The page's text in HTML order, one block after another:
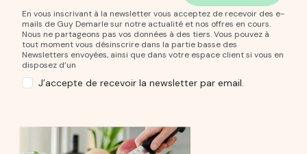
En vous inscrivant à la newsletter vous acceptez de recevoir des e-
mails de Guy Demarle sur notre actualité et nos offres en cours.
Nous ne partageons pas vos données à des tiers. Vous pouvez à
tout moment vous désinscrire dans la partie basse des
Newsletters envoyées, ainsi que dans votre espace client si vous en
disposez d’un
J’accepte de recevoir la newsletter par email.